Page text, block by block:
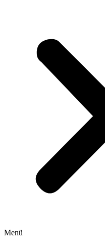
Menü